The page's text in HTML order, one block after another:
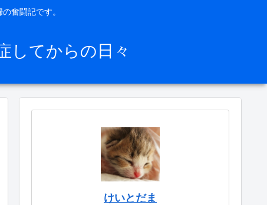
奮闘記です。
してからの日々
けいとだま